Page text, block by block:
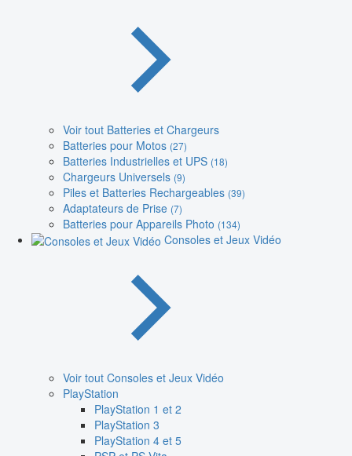
Voir tout Batteries et Chargeurs
Batteries pour Motos (27)
Batteries Industrielles et UPS (18)
Chargeurs Universels (9)
Piles et Batteries Rechargeables (39)
Adaptateurs de Prise (7)
Batteries pour Appareils Photo (134)
Consoles et Jeux Vidéo
Voir tout Consoles et Jeux Vidéo
PlayStation
PlayStation 1 et 2
PlayStation 3
PlayStation 4 et 5